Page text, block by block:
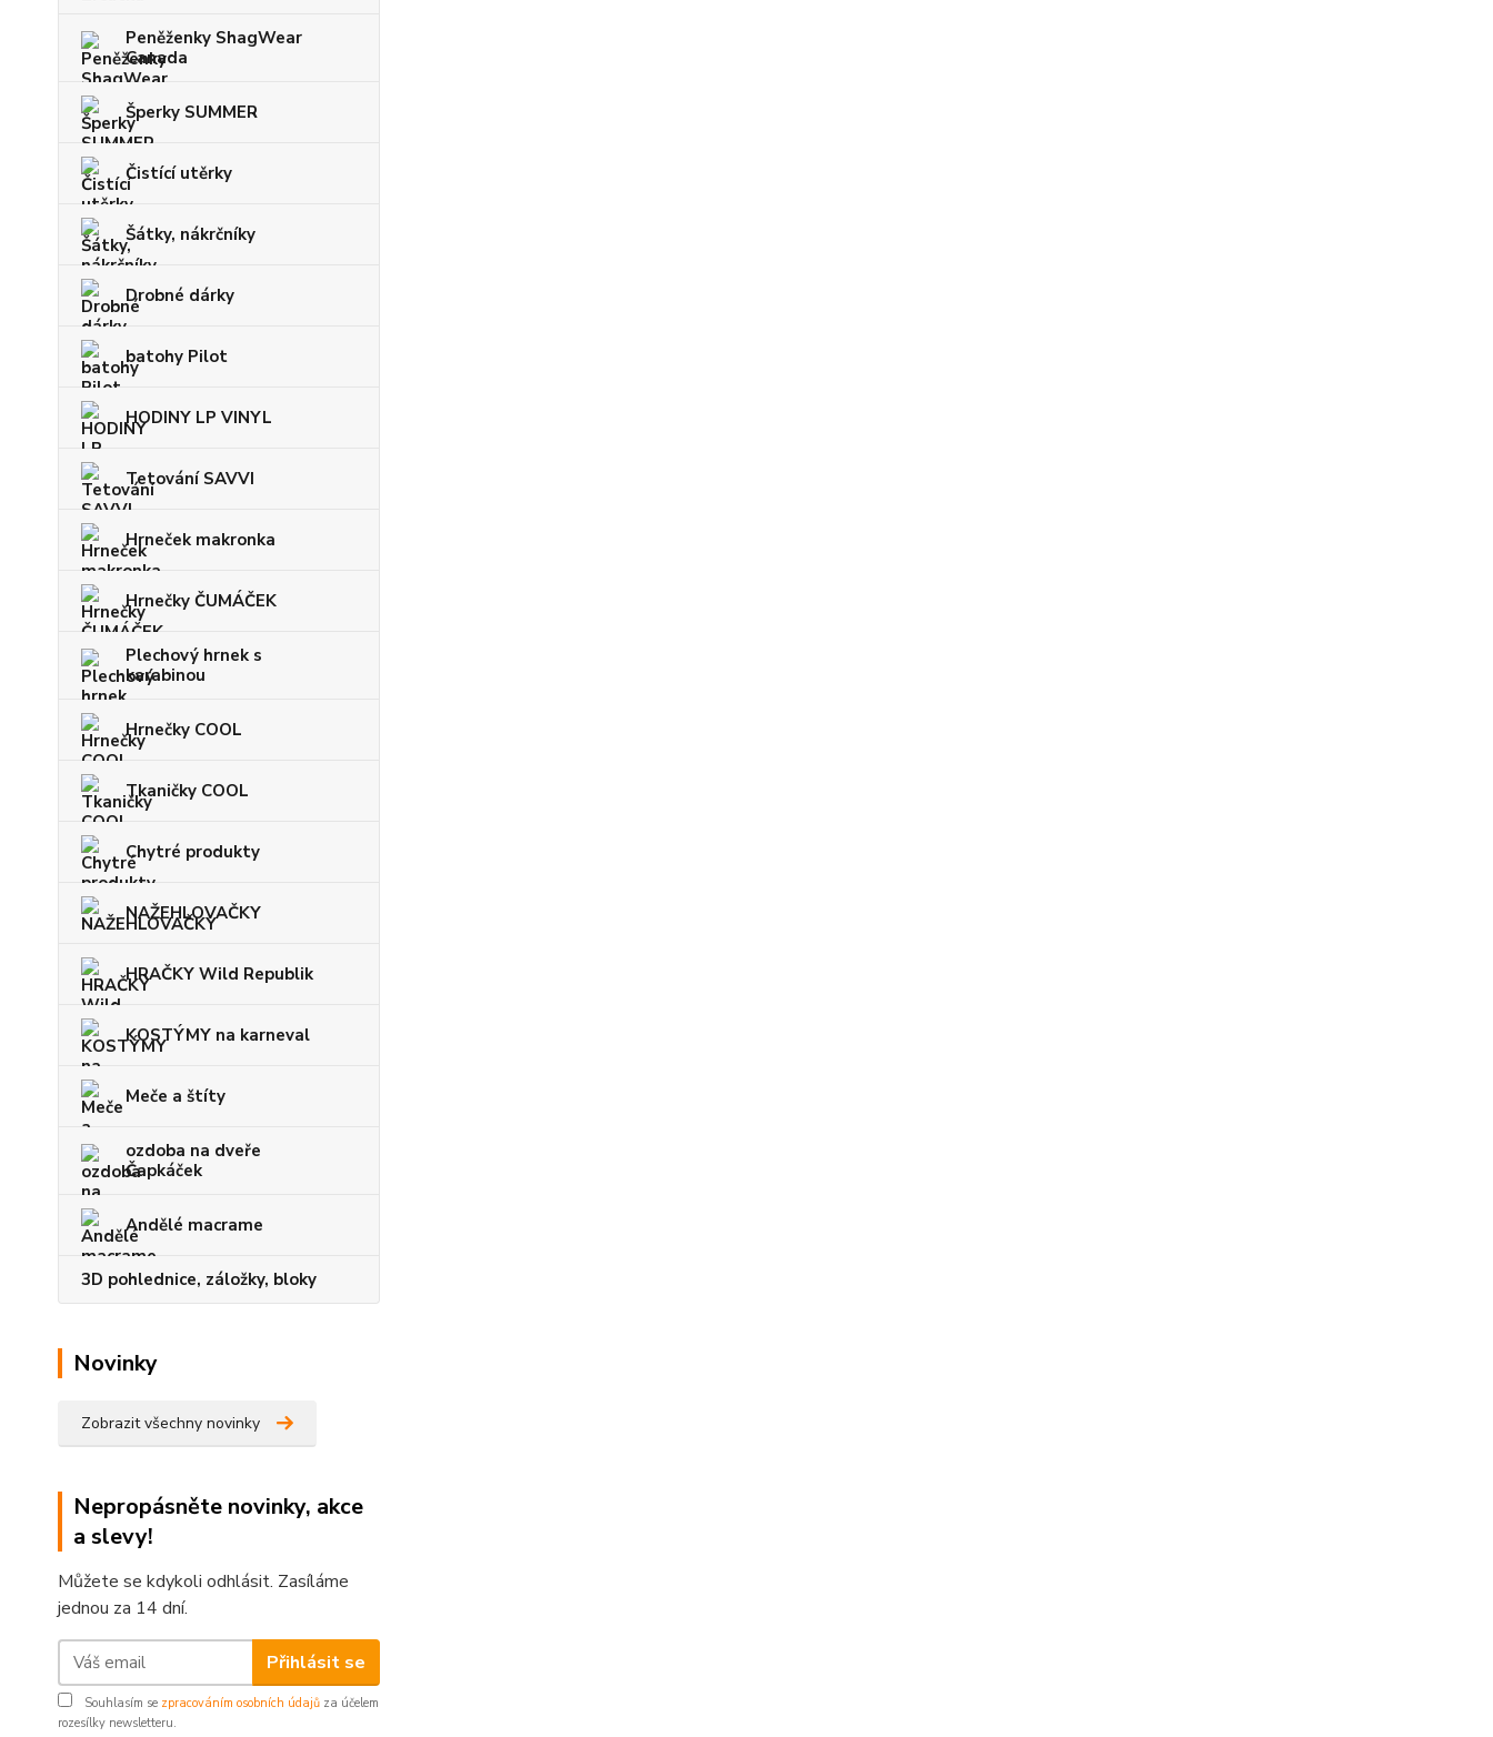
Peněženky ShagWear
Canada
Šperky SUMMER
Čistící utěrky
Šátky, nákrčníky
Drobné dárky
batohy Pilot
HODINY LP VINYL
Tetování SAVVI
Hrneček makronka
Hrnečky ČUMÁČEK
Plechový hrnek s
karabinou
Hrnečky COOL
Tkaničky COOL
Chytré produkty
NAŽEHLOVAČKY
HRAČKY Wild Republik
KOSTÝMY na karneval
Meče a štíty
ozdoba na dveře
Čapkáček
Andělé macrame
3D pohlednice, záložky, bloky
Novinky
Zobrazit všechny novinky
Nepropásněte novinky, akce
a slevy!
Můžete se kdykoli odhlásit. Zasíláme
jednou za 14 dní.
Přihlásit se
Souhlasím se zpracováním osobních údajů za účelem
rozesílky newsletteru.